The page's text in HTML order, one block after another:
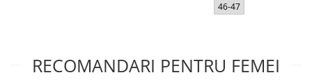
46-47
RECOMANDARI PENTRU FEMEI